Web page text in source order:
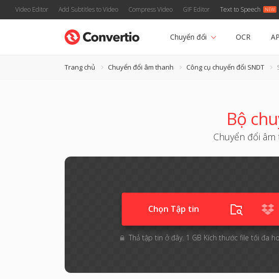
Video Editor Add Subtitles to Video Compress Video GIF Editor Text to Speech
Chuyển đổi OCR
Trang chủ Chuyển đổi âm thanh Công cụ chuyển đổi SNDT
Bộ
Chuyển đổi âm
Chọn Tập tin
Thả tập tin ở đây. 1 GB Kích thước file tối đa